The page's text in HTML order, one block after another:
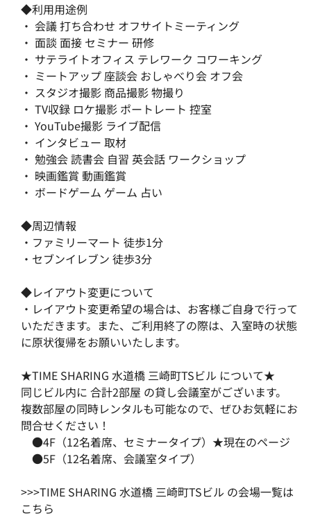
◆利用用途例
・ 会議 打ち合わせ オフサイトミーティング
・ 面談 面接 セミナー 研修
・ サテライトオフィス テレワーク コワーキング
・ ミートアップ 座談会 おしゃべり会 オフ会
・ スタジオ撮影 商品撮影 物撮り
・ TV収録 ロケ撮影 ポートレート 控室
・ YouTube撮影 ライブ配信
・ インタビュー 取材
・ 勉強会 読書会 自習 英会話 ワークショップ
・ 映画鑑賞 動画鑑賞
・ ボードゲーム ゲーム 占い
◆周辺情報
・ファミリーマート 徒歩1分
・セブンイレブン 徒歩3分
◆レイアウト変更について
・レイアウト変更希望の場合は、お客様ご自身で行って
いただきます。また、ご利用終了の際は、入室時の状態
に原状復帰をお願いいたします。
★TIME SHARING 水道橋 三崎町TSビル について★
同じビル内に 合計2部屋 の貸し会議室がございます。
複数部屋の同時レンタルも可能なので、ぜひお気軽にお
問合せください！
●4F（12名着席、セミナータイプ） ★現在のページ
●5F（12名着席、会議室タイプ）
>>>TIME SHARING 水道橋 三崎町TSビル の会場一覧は
こちら